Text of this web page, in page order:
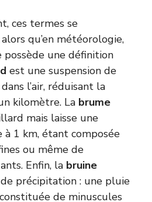
ces termes se
qu’en météorologie,
possède une définition
est une suspension de
l’air, réduisant la
kilomètre. La brume
mais laisse une
1 km, étant composée
ou même de
Enfin, la bruine
précipitation : une pluie
de minuscules